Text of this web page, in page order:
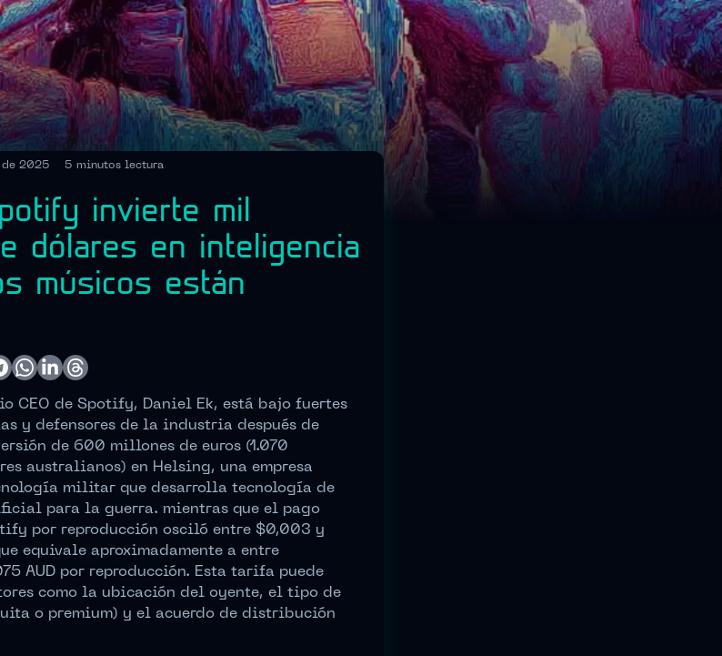
2025 5 minutos lectura
invierte mil
dólares en inteligencia
músicos están
CEO de Spotify, Daniel Ek, está bajo fuertes
y defensores de la industria después de
de 600 millones de euros (1.070
australianos) en Helsing, una empresa
militar que desarrolla tecnología de
para la guerra. mientras que el pago
por reproducción osciló entre $0,003 y
equivale aproximadamente a entre
AUD por reproducción. Esta tarifa puede
como la ubicación del oyente, el tipo de
o premium) y el acuerdo de distribución